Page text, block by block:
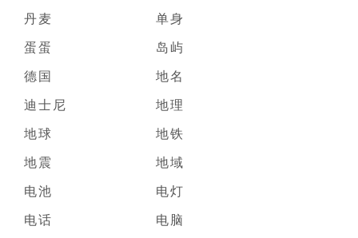
丹麦
单身
蛋蛋
岛屿
德国
地名
迪士尼
地理
地球
地铁
地震
地域
电池
电灯
电话
电脑